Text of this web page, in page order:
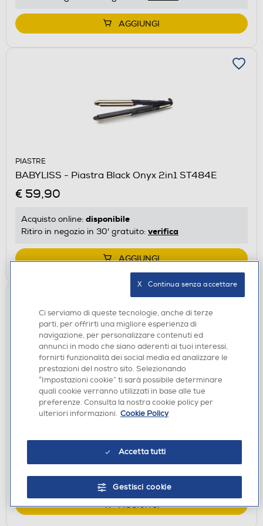
AGGIUNGI
PIASTRE
BABYLISS - Piastra Black Onyx 2in1 ST484E
€ 59,90
Acquisto online: disponibile
Ritiro in negozio in 30' gratuito: verifica
AGGIUNGI
ACCESSORI CURA E BELLEZZA
INNOLIVING - INNOFIT - Inn051 Dolce Tepore-
€ 14,90
Acquisto online:disponibile
Ritiro in negozio in 30' gratuito:verifica
AGGIUNGI
Ci serviamo di queste tecnologie, anche di terze
parti, per offrirti una migliore esperienza di
navigazione, per personalizzare contenuti ed
annunci in modo che siano aderenti ai tuoi interessi,
fornirti funzionalità dei social media ed analizzare le
prestazioni del nostro sito. Selezionando
“Impostazioni cookie” ti sarà possibile determinare
quali cookie verranno utilizzati in base alle tue
preferenze. Consulta la nostra cookie policy per
ulteriori informazioni. Cookie Policy
Accetta tutti
Gestisci cookie
X   Continua senza accettare